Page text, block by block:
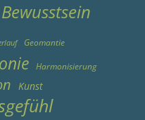
Bewusstsein
Geomantie
Harmonisierung
Kunst